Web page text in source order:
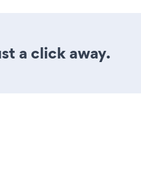
a click away.